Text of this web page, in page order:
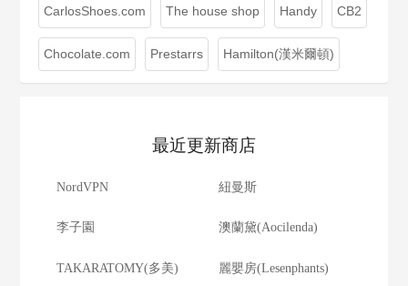
CarlosShoes.com The house shop Handy CB2
Chocolate.com Prestarrs Hamilton(漢米爾頓)
最近更新商店
NordVPN 紐曼斯
李子園 澳蘭黛(Aocilenda)
TAKARATOMY(多美) 麗嬰房(Lesenphants)